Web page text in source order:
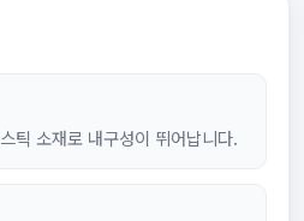
틱 소재로 내구성이 뛰어납니다.